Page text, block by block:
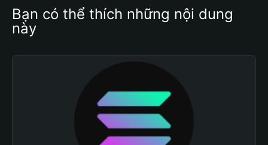
Bạn có thể thích những nội dung
này